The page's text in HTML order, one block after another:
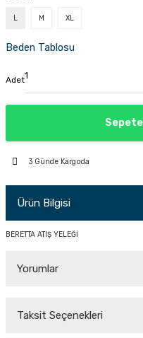
L M XL
Beden Tablosu
Adet
3 Günde Kargoda
Ürün Bilgisi
BERETTA ATIŞ YELEĞİ
Yorumlar
Taksit Seçenekleri